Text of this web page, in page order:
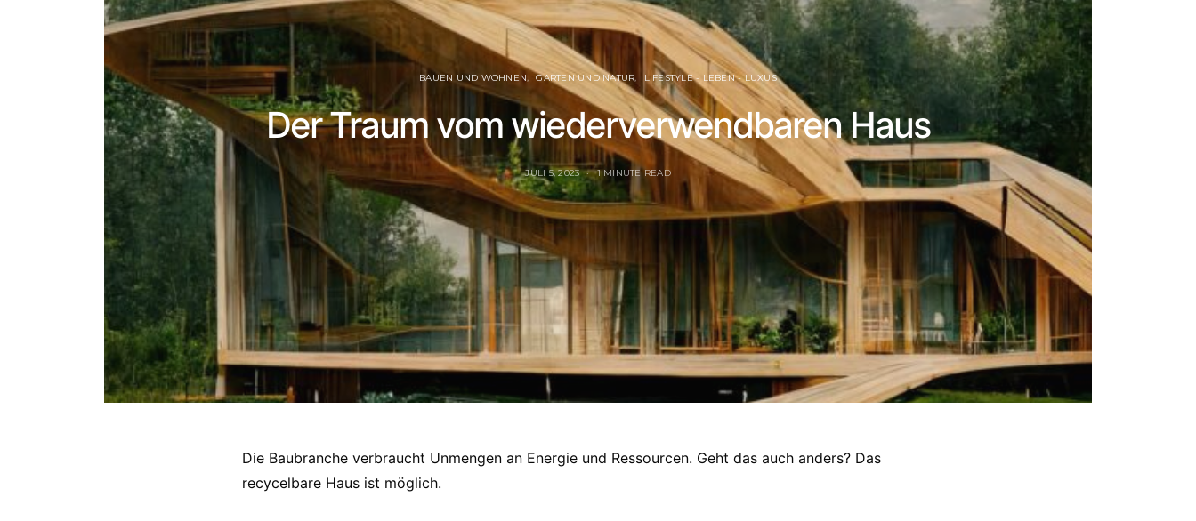
BAUEN UND WOHNEN GARTEN UND NATUR LIFESTYLE - LEBEN - LUXUS
Der Traum vom wiederverwendbaren Haus
JULI 5, 2023 1 MINUTE READ
Die Baubranche verbraucht Unmengen an Energie und Ressourcen. Geht das auch anders? Das
recycelbare Haus ist möglich.